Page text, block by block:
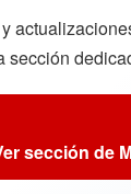
sección
sección de